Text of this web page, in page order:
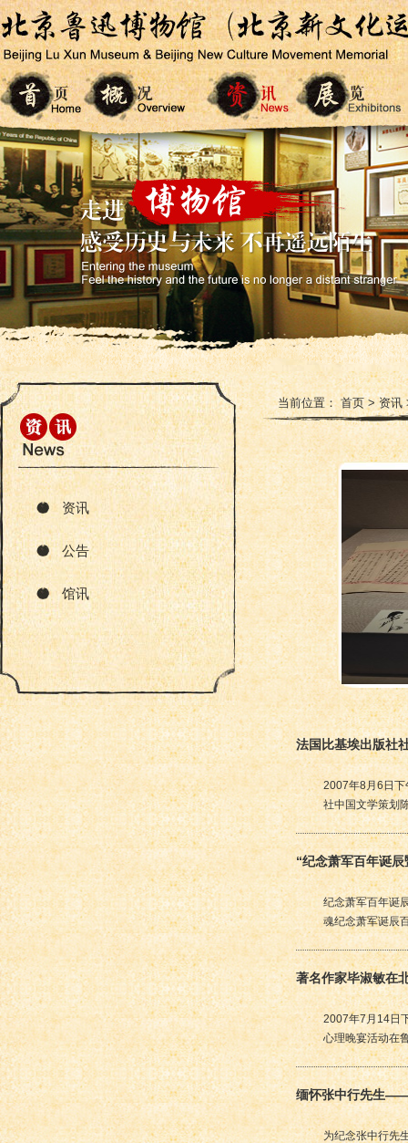
资讯
公告
馆讯
当前位置：首页>资讯
法国比基埃出版社
2007年8月6日下
社中国文学策划
“纪念萧军百年诞
纪念萧军百年诞
魂纪念萧军诞辰
著名作家毕淑敏在
2007年7月14日
心理晚宴活动在
缅怀张中行先生——
为纪念张中行先